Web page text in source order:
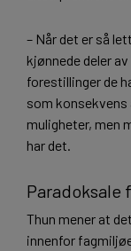
– Når det er så
kjønnede deler
forestillinger de
som konsekvens
muligheter, men
har det.
Paradoksale
Thun mener at
innenfor